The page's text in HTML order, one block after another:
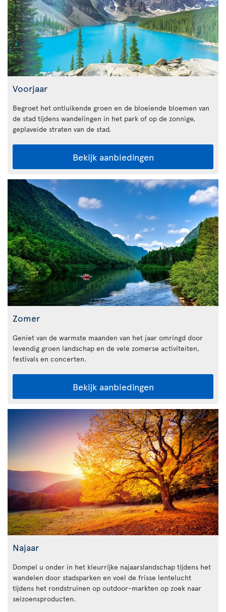
Voorjaar
Begroet het ontluikende groen en de bloeiende bloemen van
de stad tijdens wandelingen in het park of op de zonnige,
geplaveide straten van de stad.
Bekijk aanbiedingen
Zomer
Geniet van de warmste maanden van het jaar omringd door
levendig groen landschap en de vele zomerse activiteiten,
festivals en concerten.
Bekijk aanbiedingen
Najaar
Dompel u onder in het kleurrijke najaarslandschap tijdens het
wandelen door stadsparken en voel de frisse lentelucht
tijdens het rondstruinen op outdoor-markten op zoek naar
seizoensproducten.